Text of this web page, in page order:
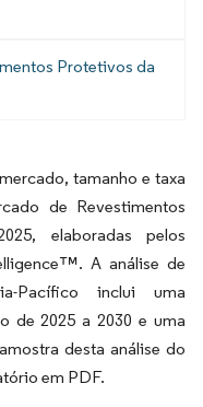
Protetivos da
tamanho e taxa
de Revestimentos
elaboradas pelos
A análise de
Pacífico inclui uma
de 2025 a 2030 e uma
desta análise do
em PDF.